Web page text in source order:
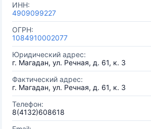
ИНН:
4909099227
ОГРН:
1084910002077
Юридический адрес:
г. Магадан, ул. Речная, д. 61, к. 3
Фактический адрес:
г. Магадан, ул. Речная, д. 61, к. 3
Телефон:
8(4132)608618